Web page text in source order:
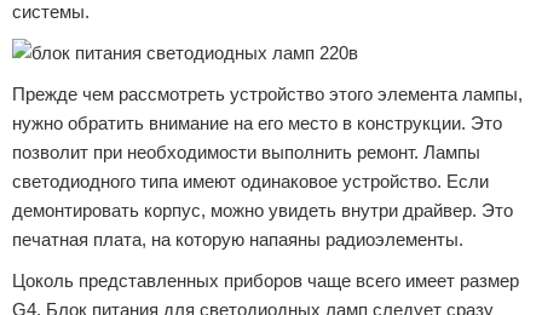
системы.
Прежде чем рассмотреть устройство этого элемента лампы,
нужно обратить внимание на его место в конструкции. Это
позволит при необходимости выполнить ремонт. Лампы
светодиодного типа имеют одинаковое устройство. Если
демонтировать корпус, можно увидеть внутри драйвер. Это
печатная плата, на которую напаяны радиоэлементы.
Цоколь представленных приборов чаще всего имеет размер
G4. Блок питания для светодиодных ламп следует сразу